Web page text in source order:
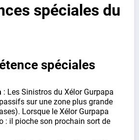
spéciales du
spéciales
: Les Sinistros du Xélor Gurpapa
sur une zone plus grande
Lorsque le Xélor Gurpapa
: il pioche son prochain sort de